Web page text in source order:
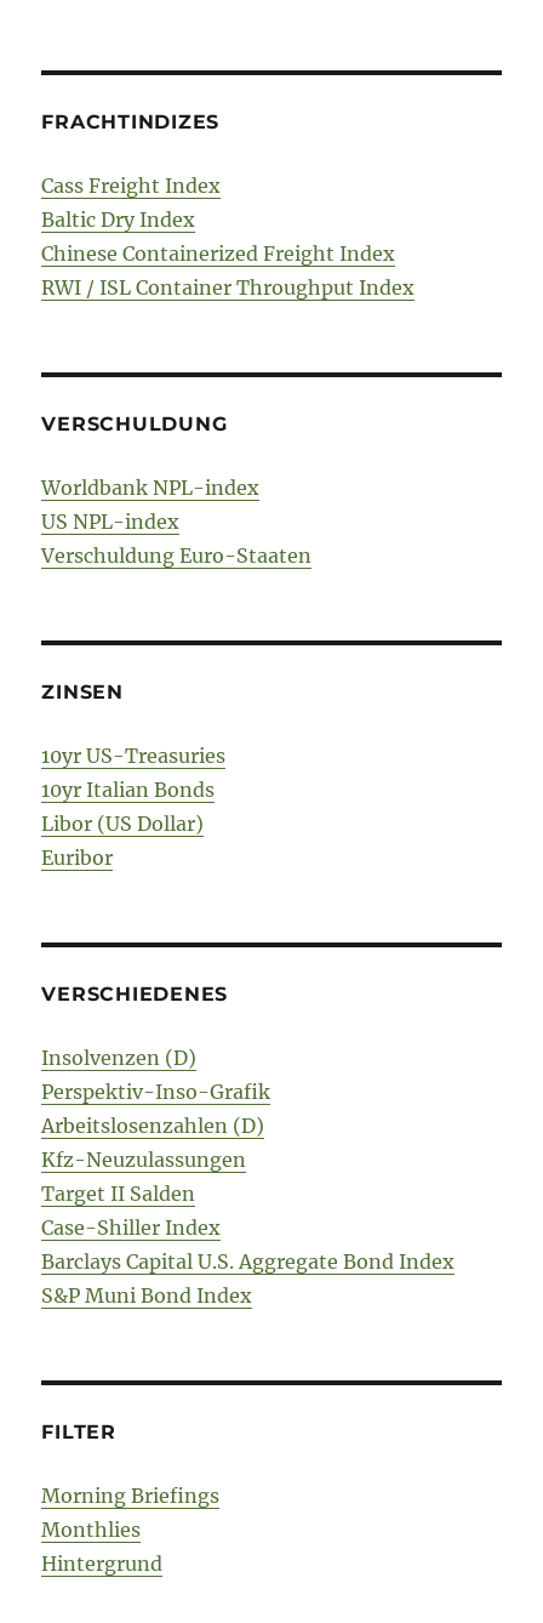
FRACHTINDIZES
Cass Freight Index
Baltic Dry Index
Chinese Containerized Freight Index
RWI / ISL Container Throughput Index
VERSCHULDUNG
Worldbank NPL-index
US NPL-index
Verschuldung Euro-Staaten
ZINSEN
10yr US-Treasuries
10yr Italian Bonds
Libor (US Dollar)
Euribor
VERSCHIEDENES
Insolvenzen (D)
Perspektiv-Inso-Grafik
Arbeitslosenzahlen (D)
Kfz-Neuzulassungen
Target II Salden
Case-Shiller Index
Barclays Capital U.S. Aggregate Bond Index
S&P Muni Bond Index
FILTER
Morning Briefings
Monthlies
Hintergrund